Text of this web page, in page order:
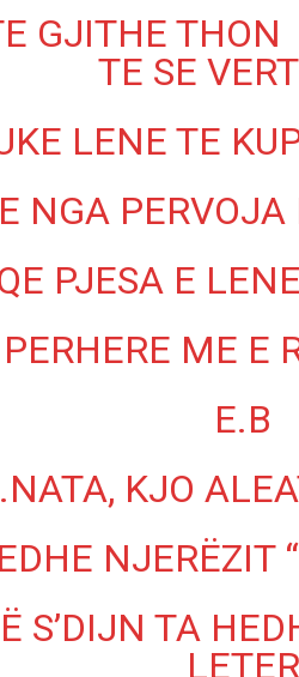
GJITHE
TE SE
LENE TE
NGA
PJESA E
ME E
E.B
KJO
EDHE NJERËZIT
S’DIJN TA
LETER